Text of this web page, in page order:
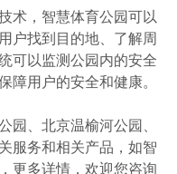
，智慧体育公园可以
户找到目的地、了解周
可以监测公园内的安全
障用户的安全和健康。
、北京温榆河公园、
服务和相关产品，如智
更多详情，欢迎您咨询